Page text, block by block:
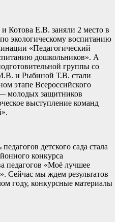
Котова Е.В. заняли 2 место в
экологическому воспитанию
«Педагогический
дошкольников». А
группы со
и Рыбиной Т.В. стали
этапе Всероссийского
молодых защитников
выступление команд
детского сада стала
конкурса
педагогов «Моё лучшее
Сейчас мы ждем результатов
году, конкурсные материалы